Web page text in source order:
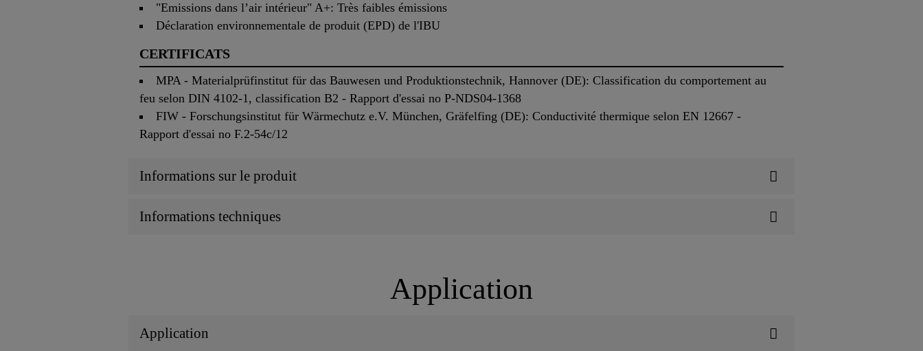
"Emissions dans l’air intérieur" A+: Très faibles émissions
Déclaration environnementale de produit (EPD) de l'IBU
CERTIFICATS
MPA - Materialprüfinstitut für das Bauwesen und Produktionstechnik, Hannover (DE): Classification du comportement au
feu selon DIN 4102-1, classification B2 - Rapport d'essai no P-NDS04-1368
FIW - Forschungsinstitut für Wärmechutz e.V. München, Gräfelfing (DE): Conductivité thermique selon EN 12667 -
Rapport d'essai no F.2-54c/12
Informations sur le produit
Informations techniques
Application
Application